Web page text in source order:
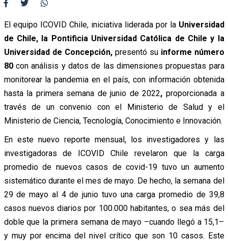
El equipo ICOVID Chile, iniciativa liderada por la Universidad
de Chile, la Pontificia Universidad Católica de Chile y la
Universidad de Concepción,presentó su informe número
80con análisis y datos de las dimensiones propuestas para
monitorear la pandemia en el país, con información obtenida
hasta la primera semana de junio de 2022, proporcionada a
través de un convenio con el Ministerio de Salud y el
Ministerio de Ciencia, Tecnología, Conocimiento e Innovación.
En este nuevo reporte mensual, los investigadores y las
investigadoras de ICOVID Chile revelaron que la carga
promedio de nuevos casos de covid-19 tuvo un aumento
sistemático durante el mes de mayo. De hecho, la semana del
29 de mayo al 4 de junio tuvo una carga promedio de 39,8
casos nuevos diarios por 100.000 habitantes, o sea más del
doble que la primera semana de mayo –cuando llegó a 15,1–
y muy por encima del nivel crítico que son 10 casos. Este